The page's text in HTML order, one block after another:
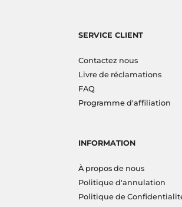
SERVICE CLIENT
Contactez nous
Livre de réclamations
FAQ
Programme d'affiliation
INFORMATION
À propos de nous
Politique d'annulation
Politique de